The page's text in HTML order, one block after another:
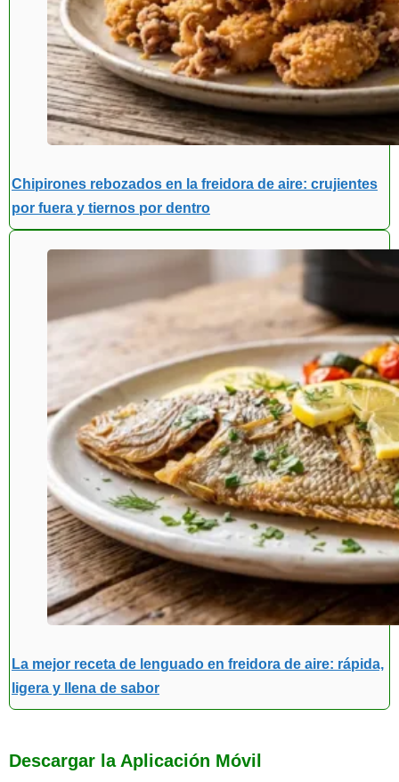
Chipirones rebozados en la freidora de aire: crujientes
por fuera y tiernos por dentro
La mejor receta de lenguado en freidora de aire: rápida,
ligera y llena de sabor
Descargar la Aplicación Móvil